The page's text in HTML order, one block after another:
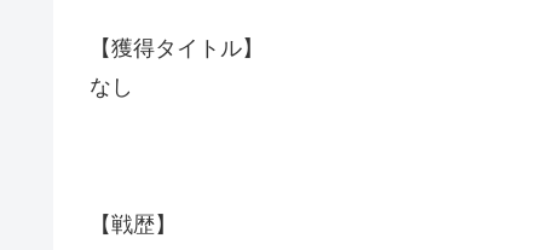
【獲得タイトル】
なし
【戦歴】